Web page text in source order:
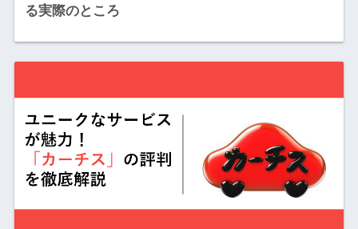
る実際のところ